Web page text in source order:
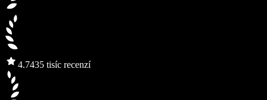
4.7435 tisíc recenzí